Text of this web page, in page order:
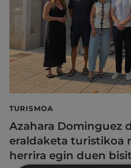
TURISMOA
Azahara Dominguez
eraldaketa turistikoa
herrira egin duen